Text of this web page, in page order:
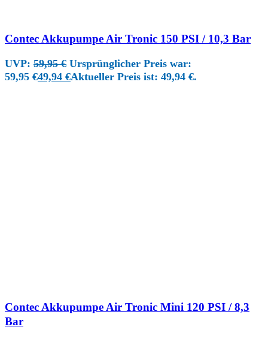
Contec Akkupumpe Air Tronic 150 PSI / 10,3 Bar
UVP: 59,95€ Ursprünglicher Preis war:
59,95 €49,94 €Aktueller Preis ist: 49,94 €.
Contec Akkupumpe Air Tronic Mini 120 PSI / 8,3
Bar